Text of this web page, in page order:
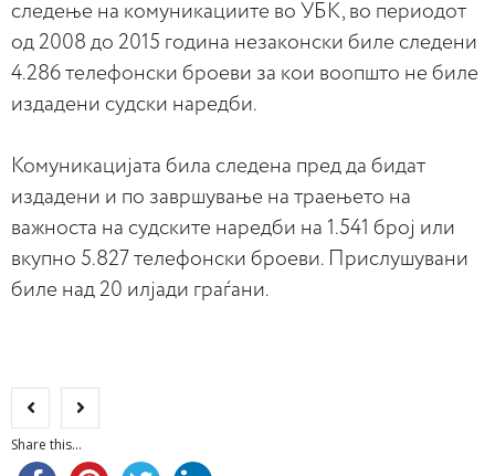
следење на комуникациите во УБК, во периодот
од 2008 до 2015 година незаконски биле следени
4.286 телефонски броеви за кои воопшто не биле
издадени судски наредби.
Комуникацијата била следена пред да бидат
издадени и по завршување на траењето на
важноста на судските наредби на 1.541 број или
вкупно 5.827 телефонски броеви. Прислушувани
биле над 20 илјади граѓани.
Share this...